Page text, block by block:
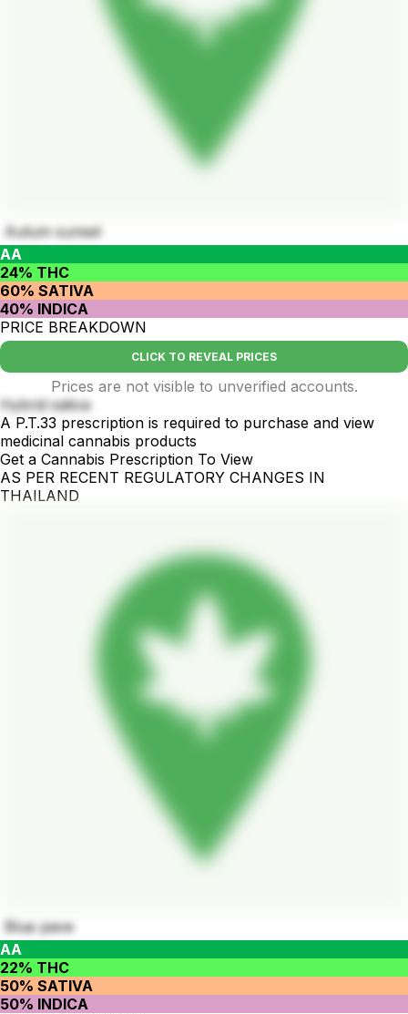
Autum sunset
AA
24% THC
60% SATIVA
40% INDICA
PRICE BREAKDOWN
CLICK TO REVEAL PRICES
Prices are not visible to unverified accounts.
Hybrid sativa
A P.T.33 prescription is required to purchase and view
medicinal cannabis products
Get a Cannabis Prescription To View
AS PER RECENT REGULATORY CHANGES IN
THAILAND
Blue pave
AA
22% THC
50% SATIVA
50% INDICA